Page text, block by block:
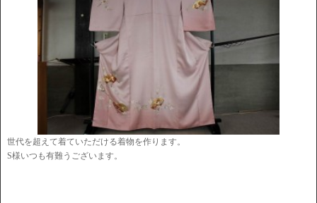
世代を超えて着ていただける着物を作ります。
S様いつも有難うございます。